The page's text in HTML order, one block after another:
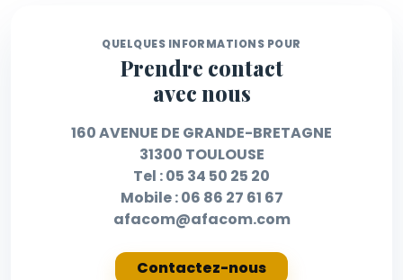
QUELQUES INFORMATIONS POUR
Prendre contact
avec nous
160 AVENUE DE GRANDE-BRETAGNE
31300 TOULOUSE
Tel :05 34 50 25 20
Mobile :06 86 27 61 67
afacom@afacom.com
Contactez-nous